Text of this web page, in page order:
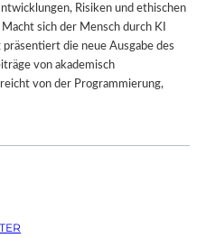
Risiken und ethischen
sich der Mensch durch KI
die neue Ausgabe des
von akademisch
von der Programmierung,